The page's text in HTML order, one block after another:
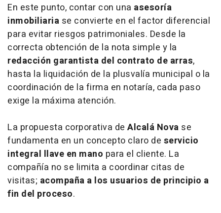
En este punto, contar con una asesoría
inmobiliaria se convierte en el factor diferencial
para evitar riesgos patrimoniales. Desde la
correcta obtención de la nota simple y la
redacción garantista del contrato de arras,
hasta la liquidación de la plusvalía municipal o la
coordinación de la firma en notaría, cada paso
exige la máxima atención.
La propuesta corporativa de Alcalá Nova se
fundamenta en un concepto claro de servicio
integral llave en mano para el cliente. La
compañía no se limita a coordinar citas de
visitas; acompaña a los usuarios de principio a
fin del proceso.